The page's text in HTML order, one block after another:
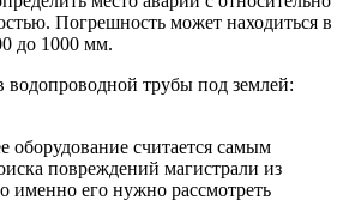
Погрешность может находиться в
до 1000 мм.
оборудование считается самым
повреждений магистрали из
именно его нужно рассмотреть